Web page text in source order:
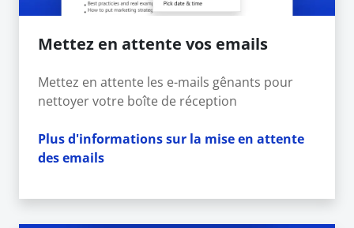
Mettez en attente vos emails
Mettez en attente les e-mails gênants pour
nettoyer votre boîte de réception
Plus d'informations sur la mise en attente
des emails